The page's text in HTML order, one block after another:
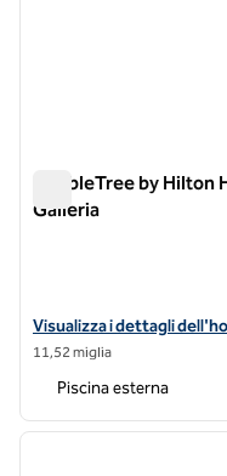
DoubleTree by Hilton
Galleria
Visualizza i dettagli
Visualizza i dettagli
11,52 miglia
Piscina esterna
1 di 12